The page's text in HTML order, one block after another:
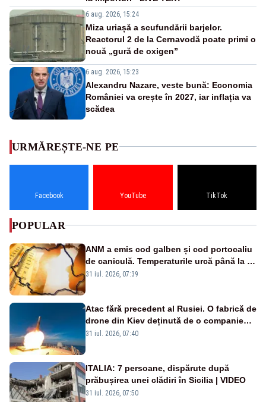
6 aug. 2026, 15:24
Miza uriașă a scufundării barjelor.
Reactorul 2 de la Cernavodă poate primi o
nouă „gură de oxigen”
6 aug. 2026, 15:23
Alexandru Nazare, veste bună: Economia
României va crește în 2027, iar inflația va
scădea
URMĂREȘTE-NE PE
Facebook YouTube TikTok
POPULAR
ANM a emis cod galben și cod portocaliu
de caniculă. Temperaturile urcă până la 38
de grade, iar nopțile devin tropicale
31 iul. 2026, 07:39
Atac fără precedent al Rusiei. O fabrică de
drone din Kiev deținută de o companie
americană, distrusă de o rachetă
31 iul. 2026, 07:40
ITALIA: 7 persoane, dispărute după
prăbușirea unei clădiri în Sicilia | VIDEO
31 iul. 2026, 07:50